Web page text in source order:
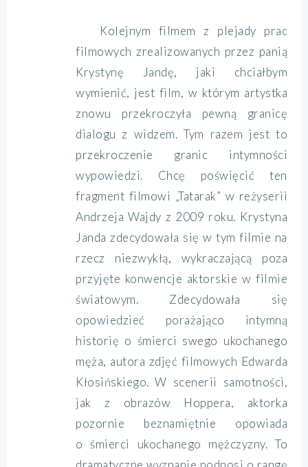
Kolejnym filmem z plejady prac
filmowych zrealizowanych przez panią
Krystynę Jandę, jaki chciałbym
wymienić, jest film, w którym artystka
znowu przekroczyła pewną granicę
dialogu z widzem. Tym razem jest to
przekroczenie granic intymności
wypowiedzi. Chcę poświęcić ten
fragment filmowi „Tatarak” w reżyserii
Andrzeja Wajdy z 2009 roku. Krystyna
Janda zdecydowała się w tym filmie na
rzecz niezwykłą, wykraczającą poza
przyjęte konwencje aktorskie w filmie
światowym. Zdecydowała się
opowiedzieć porażająco intymną
historię o śmierci swego ukochanego
męża, autora zdjęć filmowych Edwarda
Kłosińskiego. W scenerii samotności,
jak z obrazów Hoppera, aktorka
pozornie beznamiętnie opowiada
o śmierci ukochanego mężczyzny. To